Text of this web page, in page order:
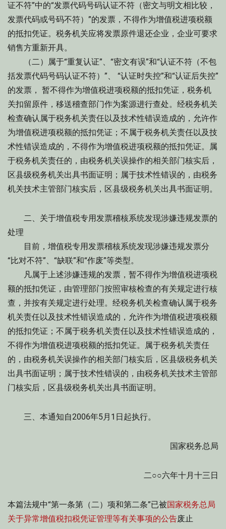
证不符”中的“发票代码号码认证不符（密文与明文相比较，
发票代码或号码不符）”的发票，不得作为增值税进项税额
的抵扣凭证。税务机关应将发票原件退还企业，企业可要求
销售方重新开具。
（二）属于“重复认证”、“密文有误”和“认证不符（不包
括发票代码号码认证不符）”、 “认证时失控”和“认证后失控”
的发票， 暂不得作为增值税进项税额的抵扣凭证，税务机
关扣留原件，移送稽查部门作为案源进行查处。经税务机关
检查确认属于税务机关责任以及技术性错误造成的，允许作
为增值税进项税额的抵扣凭证；不属于税务机关责任以及技
术性错误造成的，不得作为增值税进项税额的抵扣凭证。属
于税务机关责任的，由税务机关误操作的相关部门核实后，
区县级税务机关出具书面证明；属于技术性错误的，由税务
机关技术主管部门核实后，区县级税务机关出具书面证明。
二、关于增值税专用发票稽核系统发现涉嫌违规发票的
处理
目前，增值税专用发票稽核系统发现涉嫌违规发票分
“比对不符”、“缺联”和“作废”等类型。
凡属于上述涉嫌违规的发票，暂不得作为增值税进项税
额的抵扣凭证，由管理部门按照审核检查的有关规定进行核
查，并按有关规定进行处理。经税务机关检查确认属于税务
机关责任以及技术性错误造成的，允许作为增值税进项税额
的抵扣凭证；不属于税务机关责任以及技术性错误造成的，
不得作为增值税进项税额的抵扣凭证。属于税务机关责任
的，由税务机关误操作的相关部门核实后，区县级税务机关
出具书面证明；属于技术性错误的，由税务机关技术主管部
门核实后，区县级税务机关出具书面证明。
三、本通知自2006年5月1日起执行。
国家税务总局
二○○六年十月十三日
本篇法规中“第一条第（二）项和第二条”已被国家税务总局
关于异常增值税扣税凭证管理等有关事项的公告废止